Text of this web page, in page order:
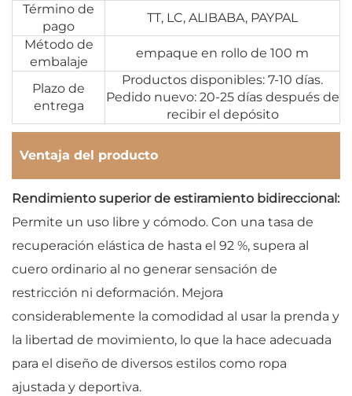
Término de
pago
TT, LC, ALIBABA, PAYPAL
Método de
embalaje
empaque en rollo de 100 m
Plazo de
entrega
Productos disponibles: 7-10 días.
Pedido nuevo: 20-25 días después de
recibir el depósito
Ventaja del producto
Rendimiento superior de estiramiento bidireccional:
Permite un uso libre y cómodo. Con una tasa de
recuperación elástica de hasta el 92 %, supera al
cuero ordinario al no generar sensación de
restricción ni deformación. Mejora
considerablemente la comodidad al usar la prenda y
la libertad de movimiento, lo que la hace adecuada
para el diseño de diversos estilos como ropa
ajustada y deportiva.